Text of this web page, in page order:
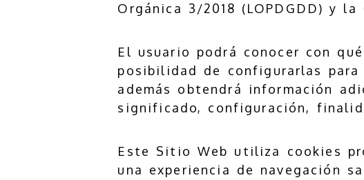
Orgánica 3/2018 (LOPDGDD) y
El usuario podrá conocer con
posibilidad de configurarlas
además obtendrá información
significado, configuración,
Este Sitio Web utiliza cookies
una experiencia de navegación